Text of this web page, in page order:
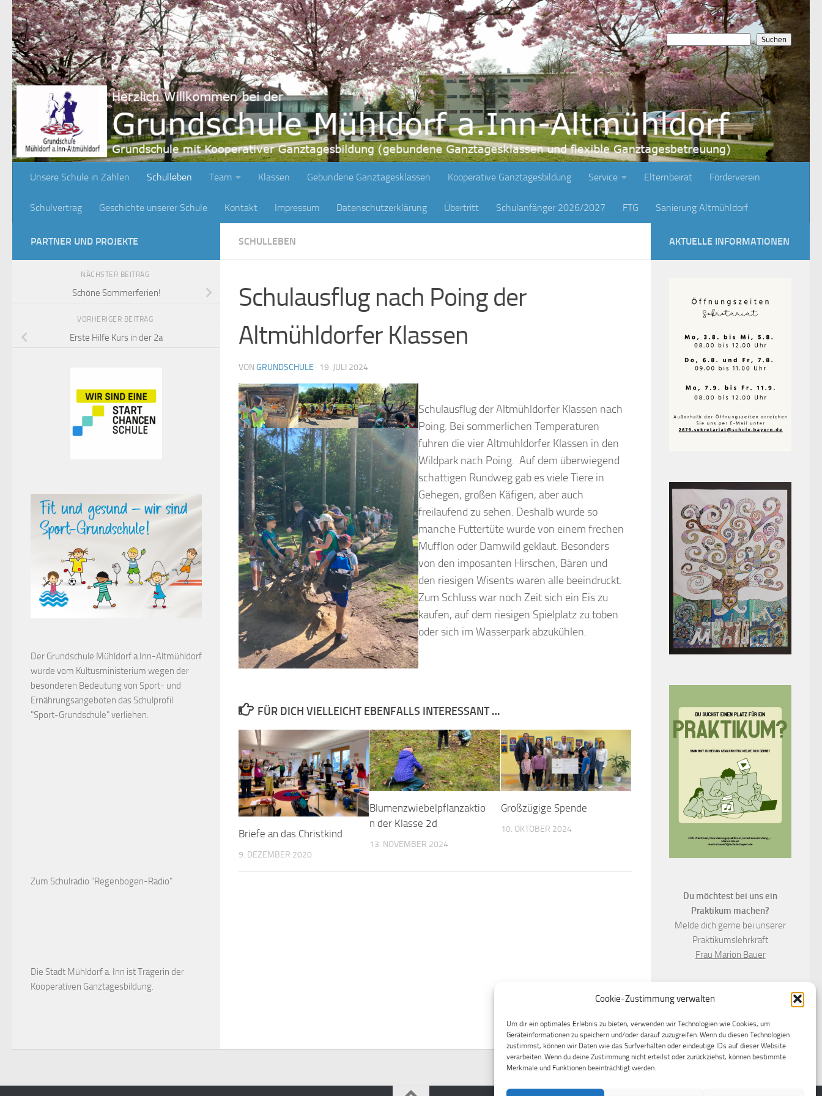
Cookie-Zustimmung verwalten
Um dir ein optimales Erlebnis zu bieten, verwenden wir Technologien wie Cookies, um
Geräteinformationen zu speichern und/oder darauf zuzugreifen. Wenn du diesen Technologien
zustimmst, können wir Daten wie das Surfverhalten oder eindeutige IDs auf dieser Website
verarbeiten. Wenn du deine Zustimmung nicht erteilst oder zurückziehst, können bestimmte
Merkmale und Funktionen beeinträchtigt werden.
Zum Inhalt springen
Suchen
Suchen
Unsere Schule in Zahlen Schulleben Team Klassen Gebundene Ganztagesklassen Kooperative Ganztagesbildung Service Elternbeirat Förderverein
Schulvertrag Geschichte unserer Schule Kontakt Impressum Datenschutzerklärung Übertritt Schulanfänger 2026/2027 FTG Sanierung Altmühldorf
SCHULLEBEN
Schulausflug nach Poing der
Altmühldorfer Klassen
VON GRUNDSCHULE · 19. JULI 2024
Schulausflug der Altmühldorfer Klassen nach
Poing. Bei sommerlichen Temperaturen
fuhren die vier Altmühldorfer Klassen in den
Wildpark nach Poing. Auf dem überwiegend
schattigen Rundweg gab es viele Tiere in
Gehegen, großen Käfigen, aber auch
freilaufend zu sehen. Deshalb wurde so
manche Futtertüte wurde von einem frechen
Mufflon oder Damwild geklaut. Besonders
von den imposanten Hirschen, Bären und
den riesigen Wisents waren alle beeindruckt.
Zum Schluss war noch Zeit sich ein Eis zu
kaufen, auf dem riesigen Spielplatz zu toben
oder sich im Wasserpark abzukühlen.
FÜR DICH VIELLEICHT EBENFALLS INTERESSANT …
Briefe an das Christkind
9. DEZEMBER 2020
Blumenzwiebelpflanzaktio
n der Klasse 2d
13. NOVEMBER 2024
Großzügige Spende
10. OKTOBER 2024
PARTNER UND PROJEKTE
NÄCHSTER BEITRAG
Schöne Sommerferien!
VORHERIGER BEITRAG
Erste Hilfe Kurs in der 2a
Der Grundschule Mühldorf a.Inn-Altmühldorf
wurde vom Kultusministerium wegen der
besonderen Bedeutung von Sport- und
Ernährungsangeboten das Schulprofil
"Sport-Grundschule" verliehen.
Zum Schulradio "Regenbogen-Radio"
Die Stadt Mühldorf a. Inn ist Trägerin der
Kooperativen Ganztagesbildung.
AKTUELLE INFORMATIONEN
Du möchtest bei uns ein
Praktikum machen?
Melde dich gerne bei unserer
Praktikumslehrkraft
Frau Marion Bauer